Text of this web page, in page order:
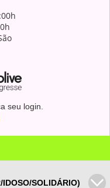
seu login.
IDOSO/SOLIDÁRIO)